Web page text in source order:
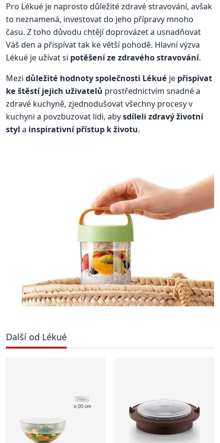
Pro Lékué je naprosto důležité zdravé stravování, avšak
to neznamená, investovat do jeho přípravy mnoho
času. Z toho důvodu chtějí doprovázet a usnadňovat
Váš den a přispívat tak ke větší pohodě. Hlavní výzva
Lékué je užívat si potěšení ze zdravého stravování.
Mezi důležité hodnoty společnosti Lékué je přispívat
ke štěstí jejich uživatelů prostřednictvím snadné a
zdravé kuchyně, zjednodušovat všechny procesy v
kuchyni a povzbuzovat lidi, abysdíleli zdravý životní
styl a inspirativní přístup k životu.
Další od Lékué